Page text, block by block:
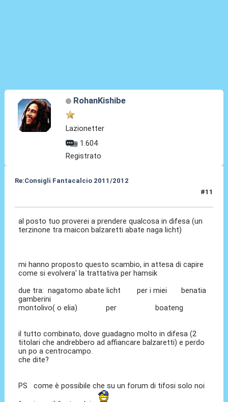
RohanKishibe
Lazionetter
1.604
Registrato
Re:Consigli Fantacalcio 2011/2012
#11
al posto tuo proverei a prendere qualcosa in difesa (un
terzinone tra maicon balzaretti abate naga licht)
mi hanno proposto questo scambio, in attesa di capire
come si evolvera' la trattativa per hamsik
due tra: nagatomo abate licht per i miei benatia
gamberini
montolivo( o elia) per boateng
il tutto combinato, dove guadagno molto in difesa (2
titolari che andrebbero ad affiancare balzaretti) e perdo
un po a centrocampo.
che dite?
PS come è possibile che su un forum di tifosi solo noi